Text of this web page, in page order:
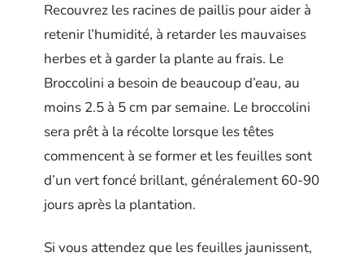
Recouvrez les racines de paillis pour aider à
retenir l’humidité, à retarder les mauvaises
herbes et à garder la plante au frais. Le
Broccolini a besoin de beaucoup d’eau, au
moins 2.5 à 5 cm par semaine. Le broccolini
sera prêt à la récolte lorsque les têtes
commencent à se former et les feuilles sont
d’un vert foncé brillant, généralement 60-90
jours après la plantation.
Si vous attendez que les feuilles jaunissent,